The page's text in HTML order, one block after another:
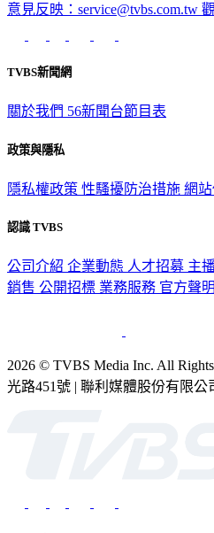
意見反映：service@tvbs.com.tw
TVBS新聞網
關於我們 56新聞台節目表
政策與隱私
隱私權政策 性騷擾防治措施 網
認識 TVBS
公司介紹 企業動態 人才招募 主
銷售 公開招標 業務服務 官方聲明
2026 © TVBS Media Inc. All
光路451號 | 聯利媒體股份有限公